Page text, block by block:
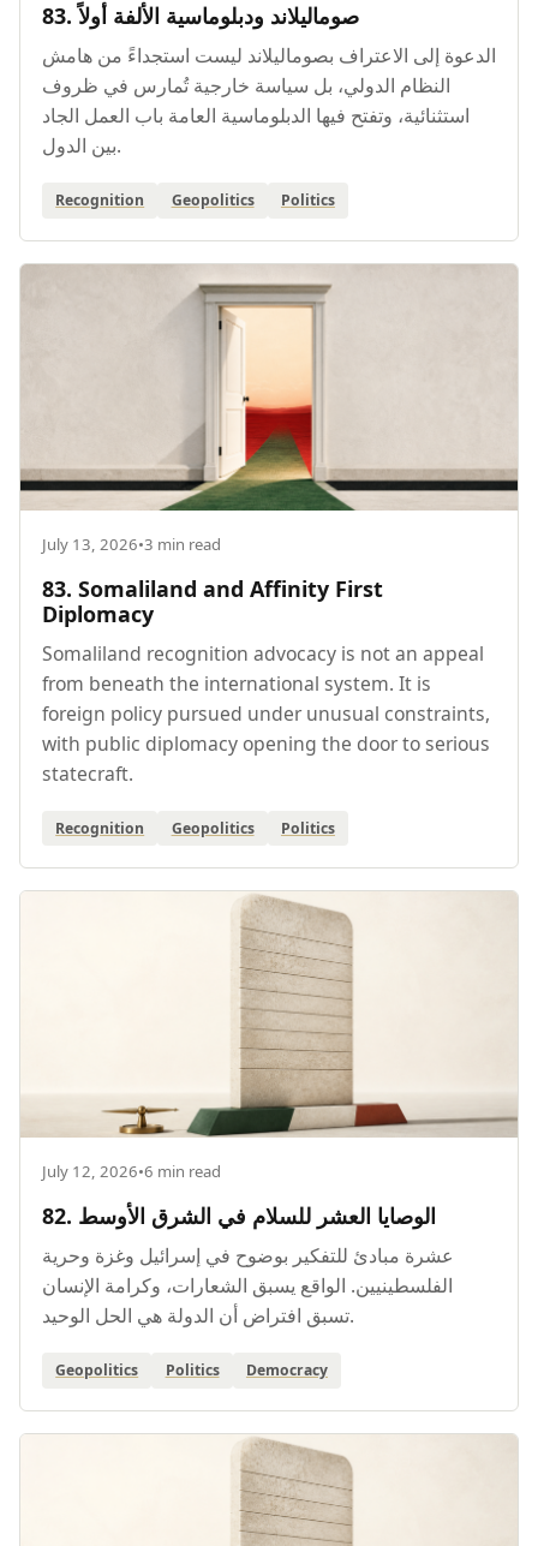
83. صوماليلاند ودبلوماسية الألفة أولاً
الدعوة إلى الاعتراف بصوماليلاند ليست استجداءً من هامش
النظام الدولي، بل سياسة خارجية تُمارس في ظروف
استثنائية، وتفتح فيها الدبلوماسية العامة باب العمل الجاد
بين الدول.
Recognition Geopolitics Politics
July 13, 2026•3 min read
83. Somaliland and Affinity First
Diplomacy
Somaliland recognition advocacy is not an appeal
from beneath the international system. It is
foreign policy pursued under unusual constraints,
with public diplomacy opening the door to serious
statecraft.
Recognition Geopolitics Politics
July 12, 2026•6 min read
82. الوصايا العشر للسلام في الشرق الأوسط
عشرة مبادئ للتفكير بوضوح في إسرائيل وغزة وحرية
الفلسطينيين. الواقع يسبق الشعارات، وكرامة الإنسان
تسبق افتراض أن الدولة هي الحل الوحيد.
Geopolitics Politics Democracy